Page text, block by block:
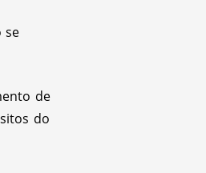
se
de
do